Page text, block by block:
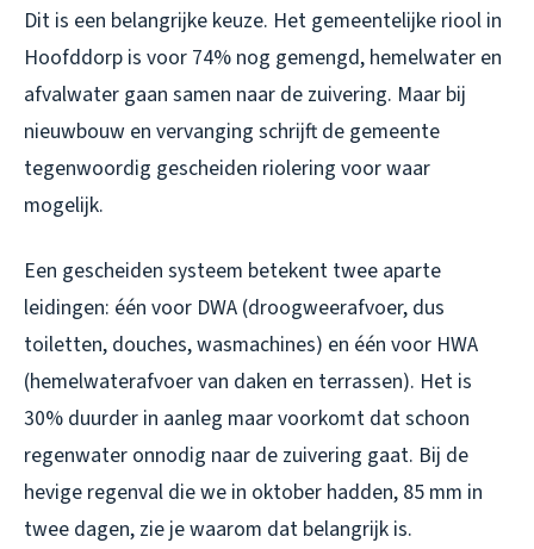
Dit is een belangrijke keuze. Het gemeentelijke riool in
Hoofddorp is voor 74% nog gemengd, hemelwater en
afvalwater gaan samen naar de zuivering. Maar bij
nieuwbouw en vervanging schrijft de gemeente
tegenwoordig gescheiden riolering voor waar
mogelijk.
Een gescheiden systeem betekent twee aparte
leidingen: één voor DWA (droogweerafvoer, dus
toiletten, douches, wasmachines) en één voor HWA
(hemelwaterafvoer van daken en terrassen). Het is
30% duurder in aanleg maar voorkomt dat schoon
regenwater onnodig naar de zuivering gaat. Bij de
hevige regenval die we in oktober hadden, 85 mm in
twee dagen, zie je waarom dat belangrijk is.